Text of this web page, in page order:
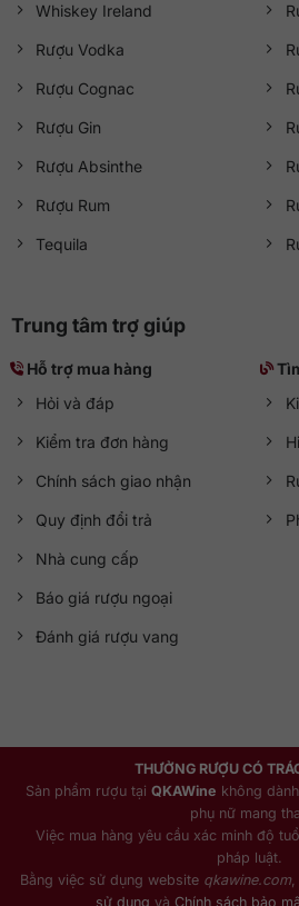
Whiskey Ireland
Rượu Vodka
Rượu Cognac
Rượu Gin
Rượu Absinthe
Rượu Rum
Tequila
Trung tâm trợ giúp
Hỗ trợ mua hàng
Hỏi và đáp
Kiểm tra đơn hàng
Chính sách giao nhận
Quy định đổi trả
Nhà cung cấp
Báo giá rượu ngoại
Đánh giá rượu vang
THƯỞNG RƯỢU CÓ
Sản phẩm rượu tại QKAWine không
phụ nữ mang
Việc mua hàng yêu cầu xác minh độ
pháp luật.
Bằng việc sử dụng website qkawine.com
sử dụng và Chính sách bảo